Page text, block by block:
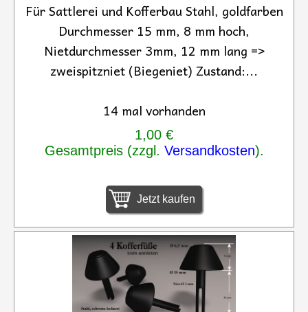
Für Sattlerei und Kofferbau Stahl, goldfarben
Durchmesser 15 mm, 8 mm hoch,
Nietdurchmesser 3mm, 12 mm lang =>
zweispitzniet (Biegeniet) Zustand:...
14 mal vorhanden
1,00 €
Gesamtpreis (zzgl. Versandkosten).
Jetzt kaufen